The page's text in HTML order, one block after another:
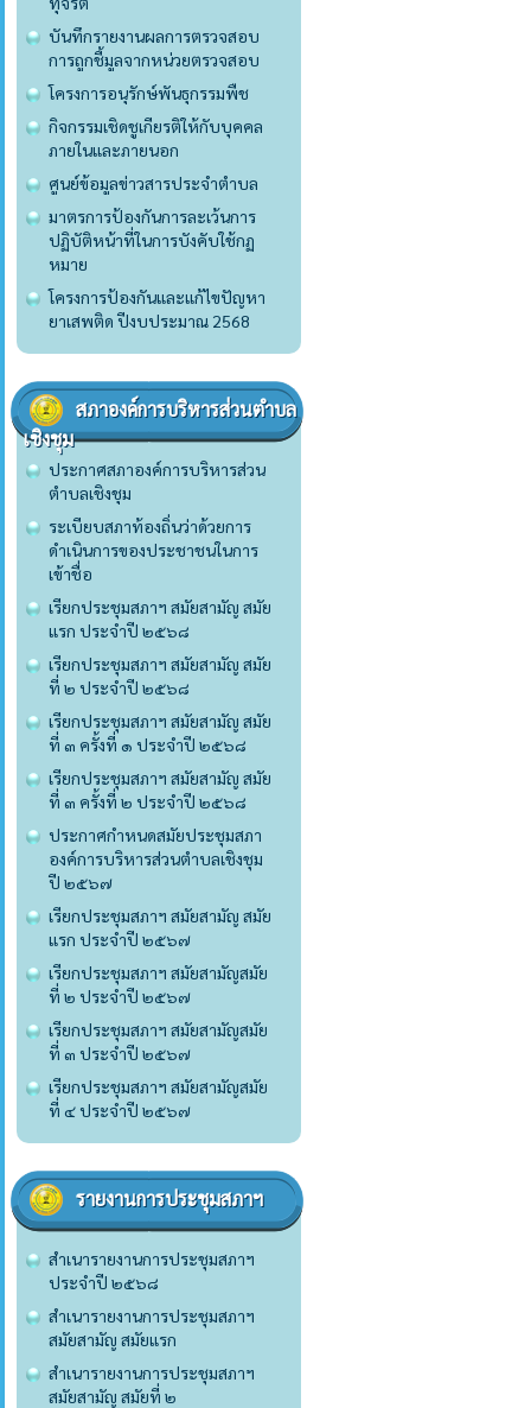
บันทึกรายงานผลการตรวจสอบ
การถูกชี้มูลจากหน่วยตรวจสอบ
โครงการอนุรักษ์พันธุกรรมพืช
กิจกรรมเชิดชูเกียรติให้กับบุคคล
ภายในและภายนอก
ศูนย์ข้อมูลข่าวสารประจำตำบล
มาตรการป้องกันการละเว้นการ
ปฏิบัติหน้าที่ในการบังคับใช้กฏ
หมาย
โครงการป้องกันและแก้ไขปัญหา
ยาเสพติด ปีงบประมาณ 2568
สภาองค์การบริหารส่วนตำบล
เชิงชุม
ประกาศสภาองค์การบริหารส่วน
ตำบลเชิงชุม
ระเบียบสภาท้องถิ่นว่าด้วยการ
ดำเนินการของประชาชนในการ
เข้าชื่อ
เรียกประชุมสภาฯ สมัยสามัญ สมัย
แรก ประจำปี ๒๕๖๘
เรียกประชุมสภาฯ สมัยสามัญ สมัย
ที่ ๒ ประจำปี ๒๕๖๘
เรียกประชุมสภาฯ สมัยสามัญ สมัย
ที่ ๓ ครั้งที่ ๑ ประจำปี ๒๕๖๘
เรียกประชุมสภาฯ สมัยสามัญ สมัย
ที่ ๓ ครั้งที่ ๒ ประจำปี ๒๕๖๘
ประกาศกำหนดสมัยประชุมสภา
องค์การบริหารส่วนตำบลเชิงชุม
ปี ๒๕๖๗
เรียกประชุมสภาฯ สมัยสามัญ สมัย
แรก ประจำปี ๒๕๖๗
เรียกประชุมสภาฯ สมัยสามัญสมัย
ที่ ๒ ประจำปี ๒๕๖๗
เรียกประชุมสภาฯ สมัยสามัญสมัย
ที่ ๓ ประจำปี ๒๕๖๗
เรียกประชุมสภาฯ สมัยสามัญสมัย
ที่ ๔ ประจำปี ๒๕๖๗
รายงานการประชุมสภาฯ
สำเนารายงานการประชุมสภาฯ
ประจำปี ๒๕๖๘
สำเนารายงานการประชุมสภาฯ
สมัยสามัญ สมัยแรก
สำเนารายงานการประชุมสภาฯ
สมัยสามัญ สมัยที่ ๒